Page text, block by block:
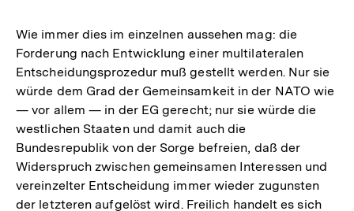
Wie immer dies im einzelnen aussehen mag: die
Forderung nach Entwicklung einer multilateralen
Entscheidungsprozedur muß gestellt werden. Nur sie
würde dem Grad der Gemeinsamkeit in der NATO wie
— vor allem — in der EG gerecht; nur sie würde die
westlichen Staaten und damit auch die
Bundesrepublik von der Sorge befreien, daß der
Widerspruch zwischen gemeinsamen Interessen und
vereinzelter Entscheidung immer wieder zugunsten
der letzteren aufgelöst wird. Freilich handelt es sich